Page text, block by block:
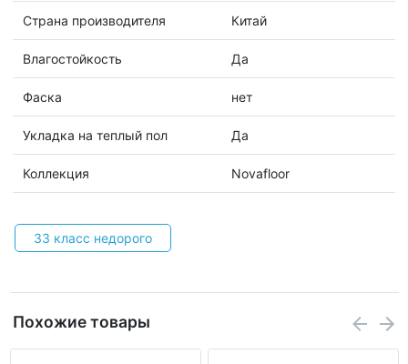
Страна производителя Китай
Влагостойкость Да
Фаска нет
Укладка на теплый пол Да
Коллекция Novafloor
33 класс недорого
Похожие товары